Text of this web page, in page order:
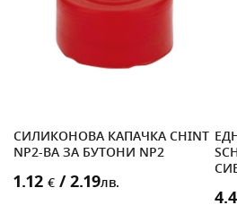
СИЛИКОНОВА КАПАЧКА CHINT
NP2-BA ЗА БУТОНИ NP2
1.12 € / 2.19лв.